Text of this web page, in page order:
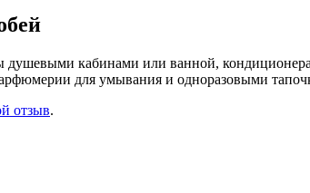
душевыми кабинами или ванной,
для умывания и одноразовыми
отзыв.